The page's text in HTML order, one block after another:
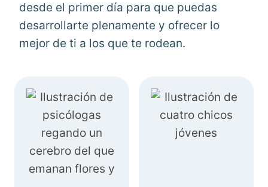
desde el primer día para que puedas
desarrollarte plenamente y ofrecer lo
mejor de ti a los que te rodean.